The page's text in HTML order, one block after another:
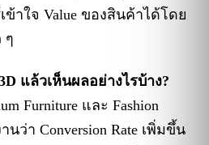
าใจ Value ของสินค้าได้โดย
ๆ
แล้วเห็นผลอย่างไรบ้าง?
Furniture และ Fashion
นว่า Conversion Rate เพิ่มขึ้น